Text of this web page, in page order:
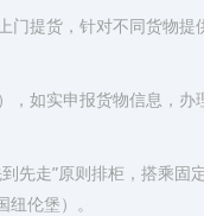
提货，针对不同货物
如实申报货物信息，
先走”原则排柜，搭乘固
伦堡）。